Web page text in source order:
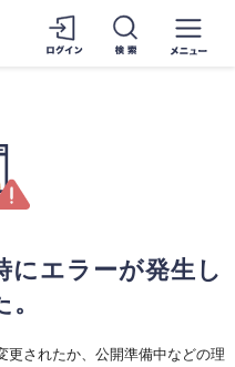
にエラーが発生し
更されたか、公開準備中などの理